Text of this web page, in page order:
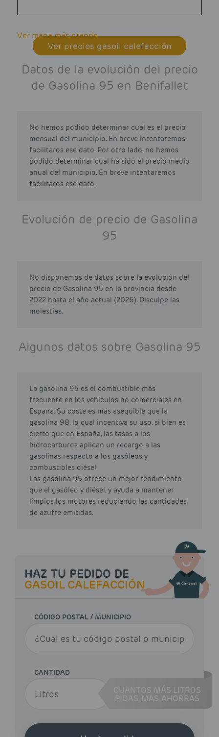
Ver mapa más grande
Ver precios gasoil calefacción
Datos de la evolución del precio
de Gasolina 95 en Benifallet
No hemos podido determinar cual es el precio
mensual del municipio. En breve intentaremos
facilitaros ese dato. Por otro lado, no hemos
podido determinar cual ha sido el precio medio
anual del municipio. En breve intentaremos
facilitaros ese dato.
Evolución de precio de Gasolina
95
No disponemos de datos sobre la evolución del
precio de Gasolina 95 en la provincia desde
2022 hasta el año actual (2026). Disculpe las
molestias.
Algunos datos sobre Gasolina 95
La gasolina 95 es el combustible más
frecuente en los vehículos no comerciales en
España. Su coste es más asequible que la
gasolina 98, lo cual incentiva su uso, si bien es
cierto que en España, las tasas a los
hidrocarburos aplican un recargo a las
gasolinas respecto a los gasóleos y
combustibles diésel.
Las gasolina 95 ofrece un mejor rendimiento
que el gasóleo y diésel, y ayuda a mantener
limpios los motores reduciendo las cantidades
de azufre emitidas.
HAZ TU PEDIDO DE
GASOIL CALEFACCIÓN
CÓDIGO POSTAL / MUNICIPIO
CANTIDAD
CUANTOS MÁS LITROS
MÁS AHORRAS